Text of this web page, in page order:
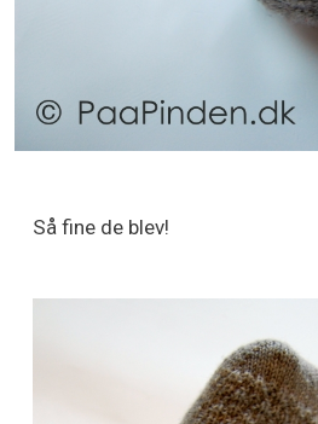
Så fine de blev!